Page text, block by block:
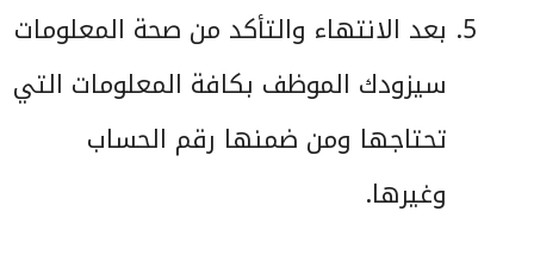
بعد الانتهاء والتأكد من صحة المعلومات
سيزودك الموظف بكافة المعلومات التي
تحتاجها ومن ضمنها رقم الحساب
وغيرها.